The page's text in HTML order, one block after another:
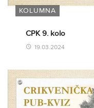
KOLUMNA
CPK 9. kolo
19.03.2024